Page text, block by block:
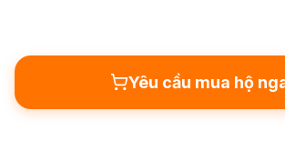
Yêu cầu mua hộ